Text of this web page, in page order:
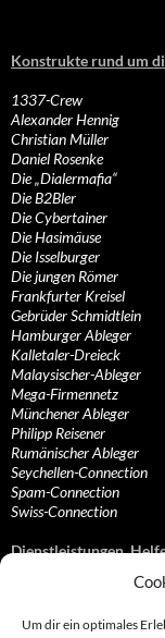
Um dir ein optimales
Konstrukte rund um
1337-Crew
Alexander Hennig
Christian Müller
Daniel Rosenke
Die „Dialermafia“
Die B2Bler
Die Cybertainer
Die Hasimäuse
Die Isselburger
Die jungen Römer
Frankfurter Kreisel
Gebrüder Schmidtlein
Hamburger Ableger
Kalletaler-Dreieck
Malaysischer-Ableger
Mega-Firmennetz
Münchener Ableger
Philipp Reisener
Rumänischer Ableger
Seychellen-Connection
Spam-Connection
Swiss-Connection
Dienstleistungen,
Bezahlsysteme,